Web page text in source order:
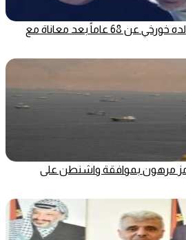
ميسي يفجع بوفاة والده خورخي عن 68 عاماً بعد معاناة مع
مرهون بموافقة واشنطن على